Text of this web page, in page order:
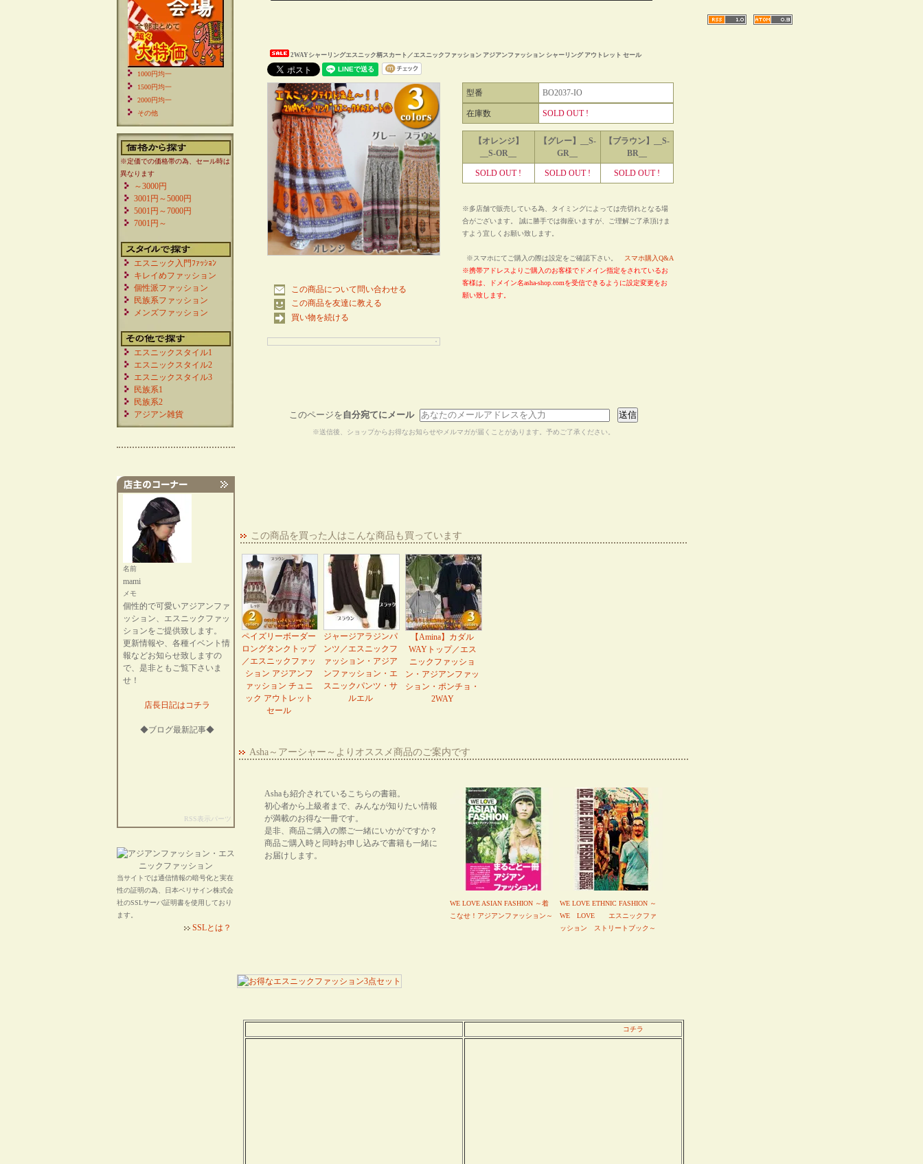
2WAYシャーリングエスニック柄スカート／エスニックファッション アジアンファッション シャーリング アウトレット セール
この商品について問い合わせる
この商品を友達に教える
買い物を続ける
型番 BO2037-IO
在庫数 SOLD OUT !
【オレンジ】
__S-OR__
【グレー】__S-
GR__
【ブラウン】__S-
BR__
SOLD OUT ! SOLD OUT ! SOLD OUT !
※多店舗で販売している為、タイミングによっては売切れとなる場
合がございます。 誠に勝手では御座いますが、ご理解ご了承頂けま
すよう宜しくお願い致します。
※スマホにてご購入の際は設定をご確認下さい。
スマホ購入Q&A
※携帯アドレスよりご購入のお客様でドメイン指定をされているお
客様は、ドメイン名asha-shop.comを受信できるように設定変更をお
願い致します。
このページを自分宛てにメール
※送信後、ショップからお得なお知らせやメルマガが届くことがあります。予めご了承ください。
この商品を買った人はこんな商品も買っています
ペイズリーボーダー
ロングタンクトップ
／エスニックファッ
ション アジアンフ
ァッション チュニ
ック アウトレット
セール
ジャージアラジンパ
ンツ／エスニックフ
ァッション・アジア
ンファッション・エ
スニックパンツ・サ
ルエル
【Amina】カダル
WAYトップ／エス
ニックファッショ
ン・アジアンファッ
ション・ポンチョ・
2WAY
Asha～アーシャー～よりオススメ商品のご案内です
Ashaも紹介されているこちらの書籍。
初心者から上級者まで、みんなが知りたい情報
が満載のお得な一冊です。
是非、商品ご購入の際ご一緒にいかがですか？
商品ご購入時と同時お申し込みで書籍も一緒に
お届けします。
WE LOVE ASIAN FASHION ～着
こなせ！アジアンファッション～
WE LOVE ETHNIC FASHION ～
WE LOVE エスニックファ
ッション ストリートブック～
コチラ
1000円均一
1500円均一
2000円均一
その他
※定価での価格帯の為、セール時は
異なります
～3000円
3001円～5000円
5001円～7000円
7001円～
エスニック入門ﾌｧｯｼｮﾝ
キレイめファッション
個性派ファッション
民族系ファッション
メンズファッション
エスニックスタイル1
エスニックスタイル2
エスニックスタイル3
民族系1
民族系2
アジアン雑貨
名前
mami
メモ
個性的で可愛いアジアンファ
ッション、エスニックファッ
ションをご提供致します。
更新情報や、各種イベント情
報などお知らせ致しますの
で、是非ともご覧下さいま
せ！
店長日記はコチラ
◆ブログ最新記事◆
RSS表示パーツ
当サイトでは通信情報の暗号化と実在
性の証明の為、日本ベリサイン株式会
社のSSLサーバ証明書を使用しており
ます。
SSLとは？